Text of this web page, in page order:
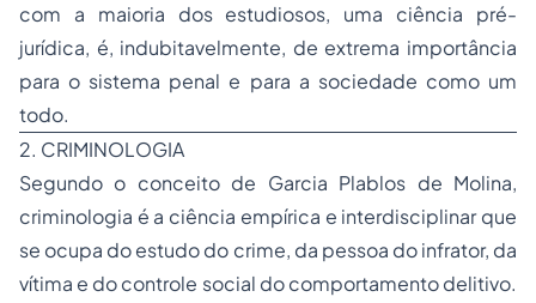
com a maioria dos estudiosos, uma ciência pré-
jurídica, é, indubitavelmente, de extrema importância
para o sistema penal e para a sociedade como um
todo.
2. CRIMINOLOGIA
Segundo o conceito de Garcia Plablos de Molina,
criminologia é a ciência empírica e interdisciplinar que
se ocupa do estudo do crime, da pessoa do infrator, da
vítima e do controle social do comportamento delitivo.